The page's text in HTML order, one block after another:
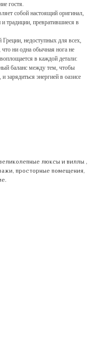
гостя.
собой настоящий оригинал,
традиции, превратившиеся в
недоступных для всех,
ни одна обычная нога не
в каждой детали:
баланс между тем, чтобы
зарядиться энергией в оазисе
люксы и виллы ,
просторные помещения,